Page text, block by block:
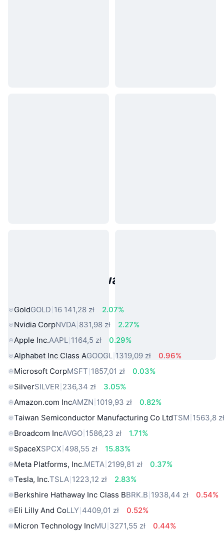
Popularne aktywa ze świata
GoldGOLD 16 141,28 zł
2.07%
Nvidia CorpNVDA 831,98 zł
2.27%
Apple Inc.AAPL 1164,5 zł
0.29%
Alphabet Inc Class AGOOGL 1319,09 zł
0.96%
Microsoft CorpMSFT 1857,01 zł
0.03%
SilverSILVER 236,34 zł
3.05%
Amazon.com IncAMZN 1019,93 zł
0.82%
Taiwan Semiconductor Manufacturing Co LtdTSM 1563,8
Broadcom IncAVGO 1586,23 zł
1.71%
SpaceXSPCX 498,55 zł
15.83%
Meta Platforms, Inc.META 2199,81 zł
0.37%
Tesla, Inc.TSLA 1223,12 zł
2.83%
Berkshire Hathaway Inc Class BBRK.B 1938,44 zł
0.54%
Eli Lilly And CoLLY 4409,01 zł
0.52%
Micron Technology IncMU 3271,55 zł
0.44%